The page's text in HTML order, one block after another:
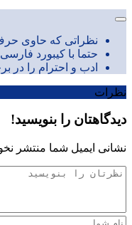
نظراتی که حاوی حرف
حتما با کیبورد
ادب و احترام را در
نظرات
دیدگاهتان را بنویسید!
نشانی ایمیل شما منتشر